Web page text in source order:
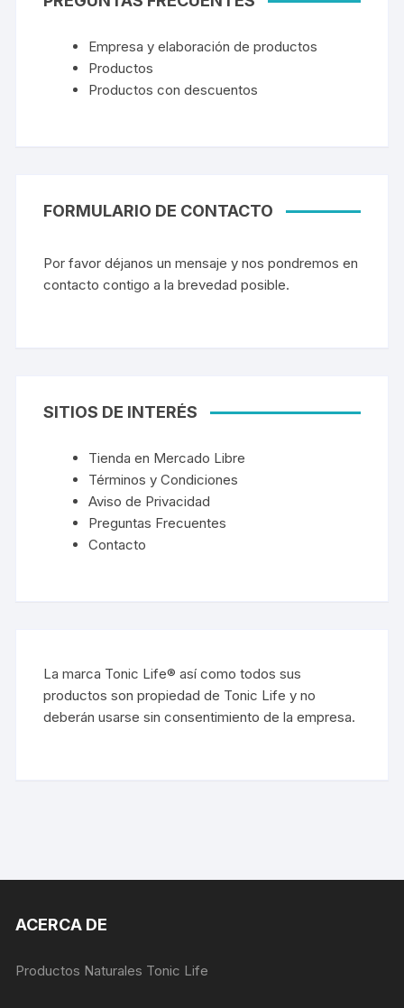
Empresa y elaboración de productos
Productos
Productos con descuentos
FORMULARIO DE CONTACTO
Por favor déjanos un mensaje y nos pondremos en
contacto contigo a la brevedad posible.
SITIOS DE INTERÉS
Tienda en Mercado Libre
Términos y Condiciones
Aviso de Privacidad
Preguntas Frecuentes
Contacto
La marca Tonic Life® así como todos sus
productos son propiedad de Tonic Life y no
deberán usarse sin consentimiento de la empresa.
ACERCA DE
Productos Naturales Tonic Life